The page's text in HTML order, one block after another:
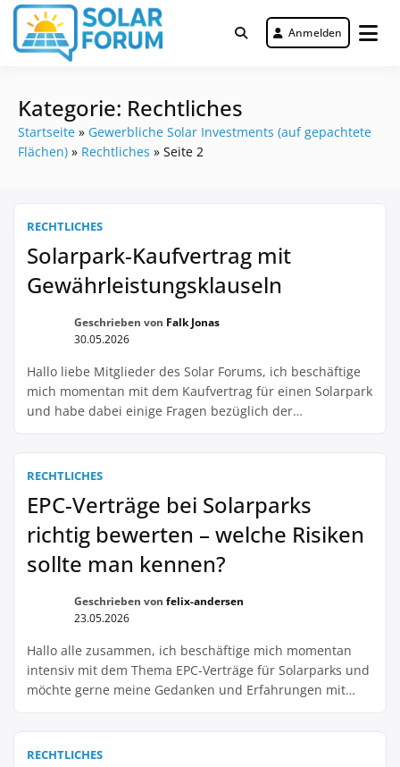
Zum
Inhalt
springen
Solar Forum
Deutschlandweit Nr. 1 Forum für
gewerbliche Solar Investments
Anmelden
Kategorie: Rechtliches
Startseite » Gewerbliche Solar Investments (auf gepachtete
Flächen) » Rechtliches » Seite 2
RECHTLICHES
Solarpark-Kaufvertrag mit
Gewährleistungsklauseln
Geschrieben von Falk Jonas
30.05.2026
Hallo liebe Mitglieder des Solar Forums, ich beschäftige
mich momentan mit dem Kaufvertrag für einen Solarpark
und habe dabei einige Fragen bezüglich der
weiterhelfen könnte. Zunächst einmal würde mich
Gewährleistungsfristen üblicherweise in solchen
Verträgen festgehalten werden. Gibt es hierbei […]
RECHTLICHES
EPC-Verträge bei Solarparks
richtig bewerten – welche Risiken
sollte man kennen?
Geschrieben von felix-andersen
23.05.2026
Hallo alle zusammen, ich beschäftige mich momentan
intensiv mit dem Thema EPC-Verträge für Solarparks und
möchte gerne meine Gedanken und Erfahrungen mit
einmal, für alle die sich fragen, was ein EPC-Vertrag
RECHTLICHES